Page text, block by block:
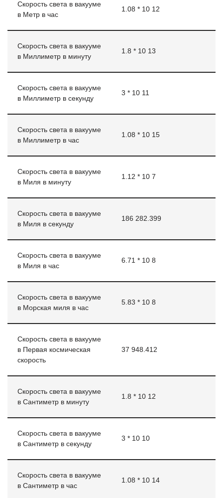
Скорость света в вакууме
в Метр в час
1.08 * 10 12
Скорость света в вакууме
в Миллиметр в минуту
1.8 * 10 13
Скорость света в вакууме
в Миллиметр в секунду
3 * 10 11
Скорость света в вакууме
в Миллиметр в час
1.08 * 10 15
Скорость света в вакууме
в Миля в минуту
1.12 * 10 7
Скорость света в вакууме
в Миля в секунду
186 282.399
Скорость света в вакууме
в Миля в час
6.71 * 10 8
Скорость света в вакууме
в Морская миля в час
5.83 * 10 8
Скорость света в вакууме
в Первая космическая
скорость
37 948.412
Скорость света в вакууме
в Сантиметр в минуту
1.8 * 10 12
Скорость света в вакууме
в Сантиметр в секунду
3 * 10 10
Скорость света в вакууме
в Сантиметр в час
1.08 * 10 14